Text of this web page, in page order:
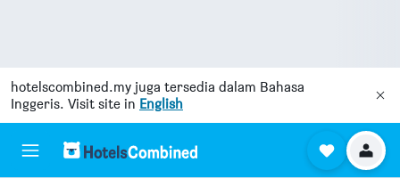
hotelscombined.my juga tersedia dalam Bahasa
Inggeris. Visit site in English